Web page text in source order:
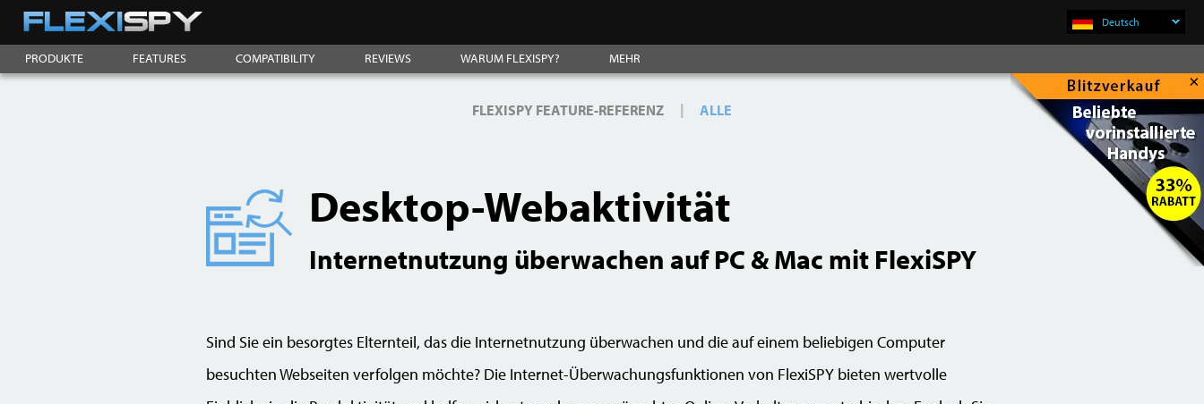
Deutsch
Jetzt Kaufen
PRODUKTE FEATURES COMPATIBILITY REVIEWS WARUM FLEXISPY? MEHR
×
FLEXISPY FEATURE-REFERENZ | ALLE
Desktop-Webaktivität
Internetnutzung überwachen auf PC & Mac mit FlexiSPY
Sind Sie ein besorgtes Elternteil, das die Internetnutzung überwachen und die auf einem beliebigen Computer
besuchten Webseiten verfolgen möchte? Die Internet-Überwachungsfunktionen von FlexiSPY bieten wertvolle